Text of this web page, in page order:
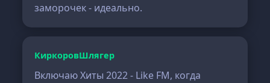
заморочек - идеально.
КиркоровШлягер
Включаю Хиты 2022 - Like FM, когда